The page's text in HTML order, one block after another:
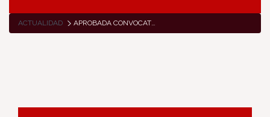
ACTUALIDAD APROBADA CONVOCATORIA ENGLISH WEEK RESIDENCIAL Y ENGLISH WEEK AT SCHOOL. CURSO 2025/2026